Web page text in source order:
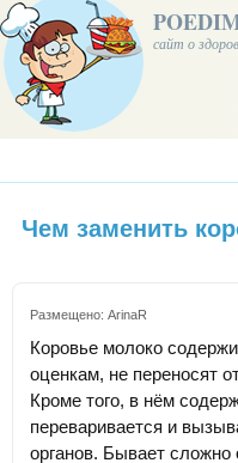
сайт о
Чем заменить
Размещено: ArinaR
Коровье молоко
оценкам, не переносят
Кроме того, в нём
переваривается и
органов. Бывает сложно